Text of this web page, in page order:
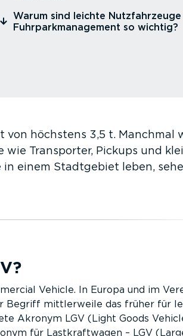
⁠Warum sind leichte Nutzfahr­zeuge
Fuhrpark­ma­nagement so wichtig?
höchstens 3,5 t. Manchmal
Transporter, Pickups und
einem Stadtgebiet leben,
Vehicle. In Europa und im
Begriff mittler­weile das früher für
Akronym LGV (Light Goods
für Lastkraft­wagen – LGV